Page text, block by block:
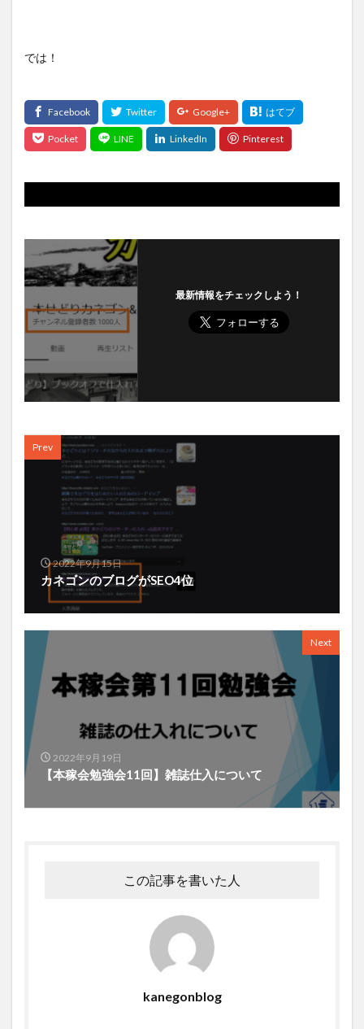
では！
最新情報をチェックしよう！
Prev
2022年9月15日
カネゴンのブログがSEO4位
Next
2022年9月19日
【本稼会勉強会11回】雑誌仕入について
この記事を書いた人
kanegonblog